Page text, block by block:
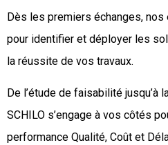
Dès les premiers échanges,
pour identifier et déployer les
la réussite de vos travaux.
De l’étude de faisabilité jusqu’à
SCHILO s’engage à vos côtés
performance Qualité, Coût et